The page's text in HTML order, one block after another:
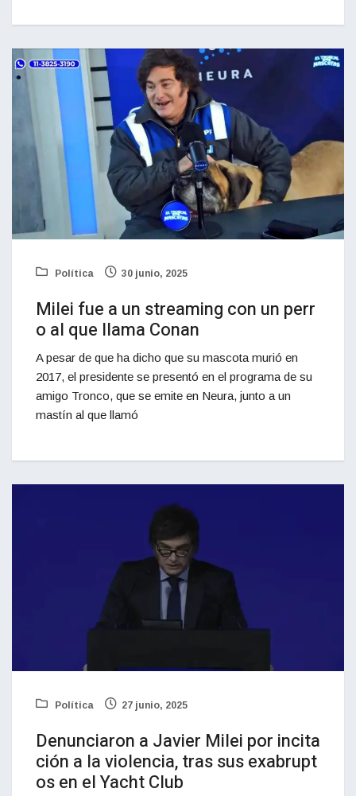
Política 30 junio, 2025
Milei fue a un streaming con un perr
o al que llama Conan
A pesar de que ha dicho que su mascota murió en
2017, el presidente se presentó en el programa de su
amigo Tronco, que se emite en Neura, junto a un
mastín al que llamó
Política 27 junio, 2025
Denunciaron a Javier Milei por incita
ción a la violencia, tras sus exabrupt
os en el Yacht Club